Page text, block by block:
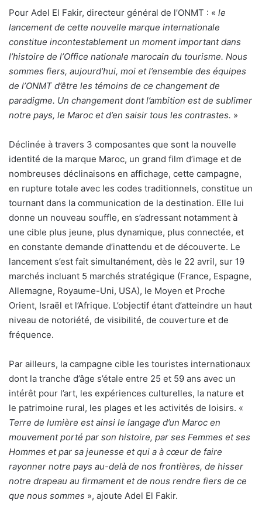
Pour Adel El Fakir, directeur général de l’ONMT : « le
lancement de cette nouvelle marque internationale
constitue incontestablement un moment important dans
l’histoire de l’Office nationale marocain du tourisme. Nous
sommes fiers, aujourd’hui, moi et l’ensemble des équipes
de l’ONMT d’être les témoins de ce changement de
paradigme. Un changement dont l’ambition est de sublimer
notre pays, le Maroc et d’en saisir tous les contrastes. »
Déclinée à travers 3 composantes que sont la nouvelle
identité de la marque Maroc, un grand film d’image et de
nombreuses déclinaisons en affichage, cette campagne,
en rupture totale avec les codes traditionnels, constitue un
tournant dans la communication de la destination. Elle lui
donne un nouveau souffle, en s’adressant notamment à
une cible plus jeune, plus dynamique, plus connectée, et
en constante demande d’inattendu et de découverte. Le
lancement s’est fait simultanément, dès le 22 avril, sur 19
marchés incluant 5 marchés stratégique (France, Espagne,
Allemagne, Royaume-Uni, USA), le Moyen et Proche
Orient, Israël et l’Afrique. L’objectif étant d’atteindre un haut
niveau de notoriété, de visibilité, de couverture et de
fréquence.
Par ailleurs, la campagne cible les touristes internationaux
dont la tranche d’âge s’étale entre 25 et 59 ans avec un
intérêt pour l’art, les expériences culturelles, la nature et
le patrimoine rural, les plages et les activités de loisirs. «
Terre de lumière est ainsi le langage d’un Maroc en
mouvement porté par son histoire, par ses Femmes et ses
Hommes et par sa jeunesse et qui a à cœur de faire
rayonner notre pays au-delà de nos frontières, de hisser
notre drapeau au firmament et de nous rendre fiers de ce
que nous sommes », ajoute Adel El Fakir.